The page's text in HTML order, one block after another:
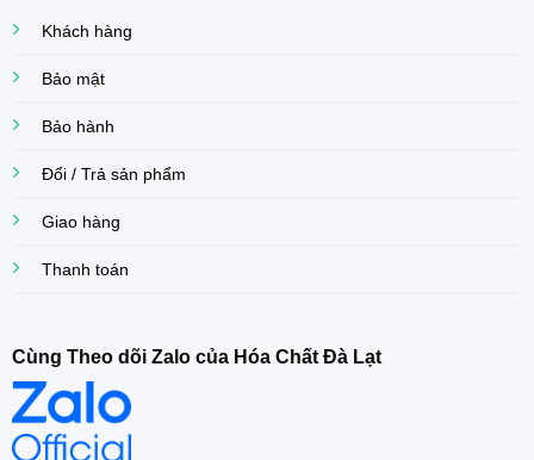
Khách hàng
Bảo mật
Bảo hành
Đổi / Trả sản phẩm
Giao hàng
Thanh toán
Cùng Theo dõi Zalo của Hóa Chất Đà Lạt